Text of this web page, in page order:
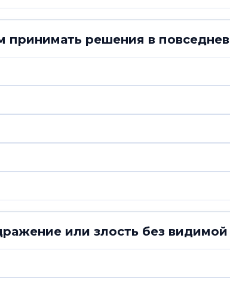
принимать решения в
или злость без